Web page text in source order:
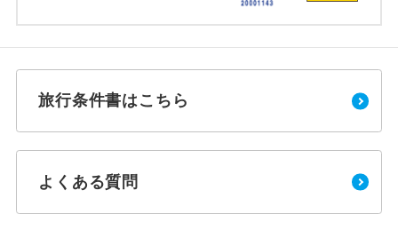
旅行条件書はこちら
よくある質問